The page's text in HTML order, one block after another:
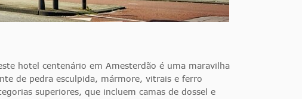
hotel centenário em Amesterdão é uma maravilha
de pedra esculpida, mármore, vitrais e ferro
superiores, que incluem camas de dossel e